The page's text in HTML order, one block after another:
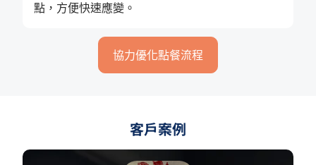
點，方便快速應變。
協力優化點餐流程
客戶案例